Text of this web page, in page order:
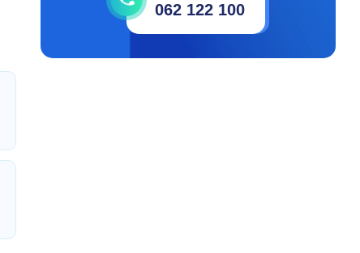
062 122 100